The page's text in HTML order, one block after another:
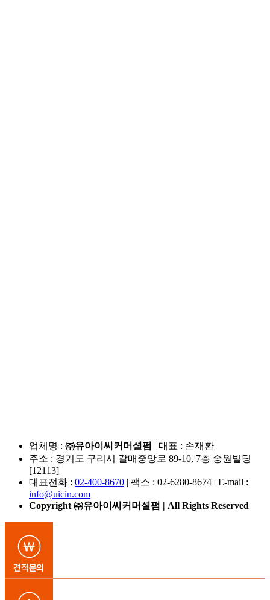
업체명 : ㈜유아이씨커머셜펌 | 대표 : 손재환
주소 : 경기도 구리시 갈매중앙로 89-10, 7층 송원빌딩
[12113]
대표전화 : 02-400-8670 | 팩스 : 02-6280-8674 | E-mail :
info@uicin.com
Copyright ㈜유아이씨커머셜펌 | All Rights Reserved